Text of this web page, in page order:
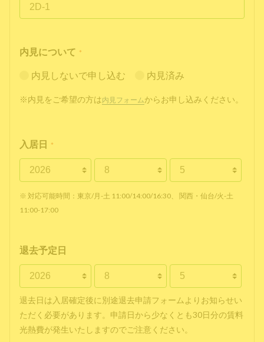
内見について *
内見しないで申し込む 内見済み
※内見をご希望の方は 内見フォームからお申し込みください。
入居日 *
※ 対応可能時間：東京/月-土 11:00/14:00/16:30、 関西・仙台/火-土
11:00-17:00
退去予定日
退去日は入居確定後に別途退去申請フォームよりお知らせい
ただく必要があります。申請日から少なくとも30日分の賃料
光熱費が発生いたしますのでご注意ください。